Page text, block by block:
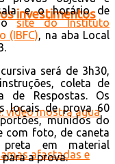
investimentos
e o horário de
site do Instituto
(IBFC) , na aba Local
será de 3h30,
coleta de
de Respostas. Os
locais de prova 60
munidos do
com foto, de caneta
em material
a prova.